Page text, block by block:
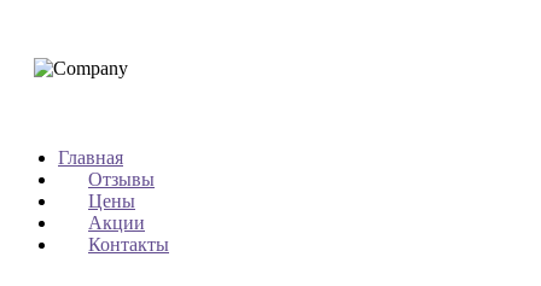
Главная
Отзывы
Цены
Акции
Контакты